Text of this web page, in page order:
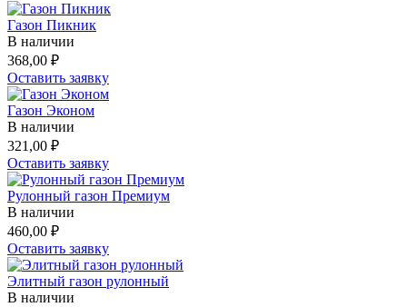
Газон Пикник
В наличии
368,00 ₽
Оставить заявку
Газон Эконом
В наличии
321,00 ₽
Оставить заявку
Рулонный газон Премиум
В наличии
460,00 ₽
Оставить заявку
Элитный газон рулонный
В наличии